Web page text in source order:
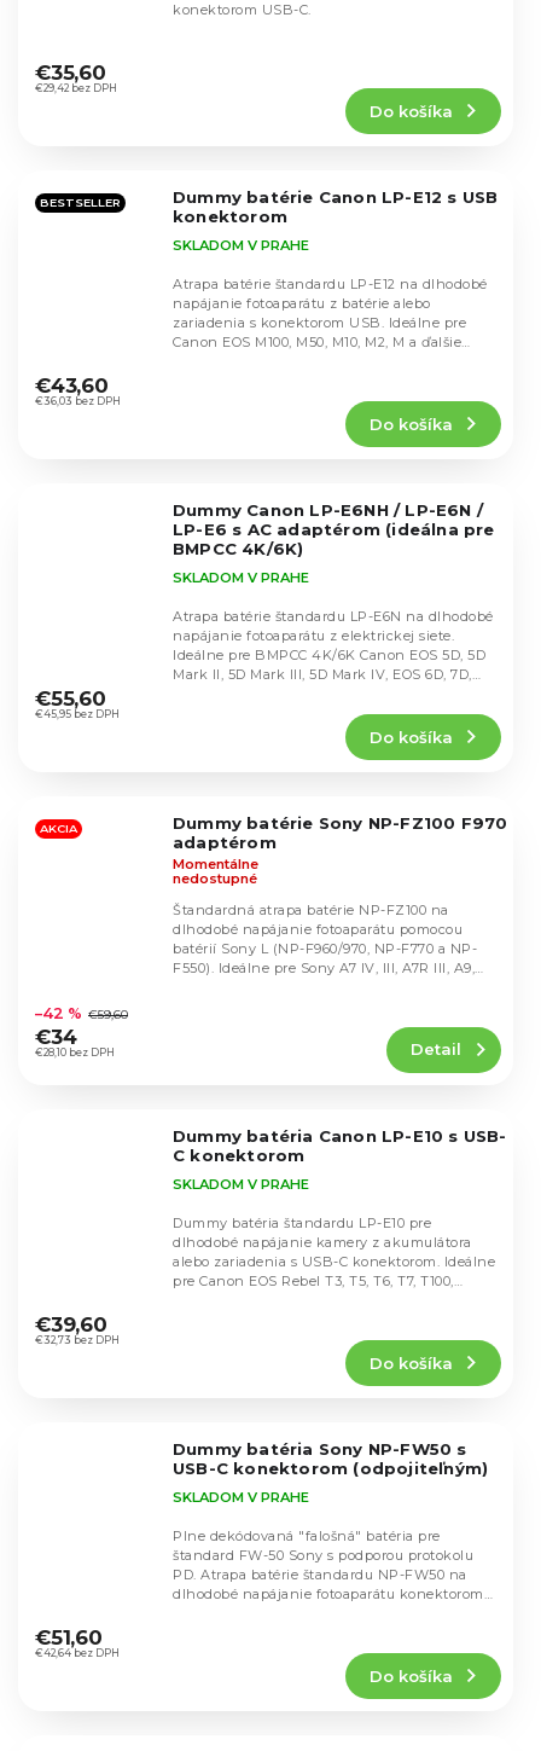
hodnotenie
produktu
hviezdičiek.
€29,42 bez DPH
€35,60
Do košíka
konektorom USB-C.
BESTSELLER
Dummy batérie Canon LP-E12 s USB
konektorom
hodnotenie
produktu
SKLADOM V PRAHE
€36,03 bez DPH
€43,60
Do košíka
Atrapa batérie štandardu LP-E12 na dlhodobé
napájanie fotoaparátu z batérie alebo
zariadenia s konektorom USB. Ideálne pre
Canon EOS M100, M50, M10, M2, M a ďalšie
Dummy Canon LP-E6NH / LP-E6N /
LP-E6 s AC adaptérom (ideálna pre
BMPCC 4K/6K)
hodnotenie
produktu
hviezdičiek.
SKLADOM V PRAHE
€45,95 bez DPH
€55,60
Do košíka
Atrapa batérie štandardu LP-E6N na dlhodobé
napájanie fotoaparátu z elektrickej siete.
Ideálne pre BMPCC 4K/6K Canon EOS 5D, 5D
Mark II, 5D Mark III, 5D Mark IV, EOS 6D, 7D,
AKCIA
Dummy batérie Sony NP-FZ100 F970
adaptérom
hodnotenie
produktu
je
Momentálne
nedostupné
€28,10 bez DPH
–42 % €59,60
€34 Detail
Štandardná atrapa batérie NP-FZ100 na
dlhodobé napájanie fotoaparátu pomocou
batérií Sony L (NP-F960/970, NP-F770 a NP-
F550). Ideálne pre Sony A7 IV, III, A7R III, A9,
Dummy batéria Canon LP-E10 s USB-
C konektorom
hodnotenie
produktu
SKLADOM V PRAHE
€32,73 bez DPH
€39,60
Do košíka
Dummy batéria štandardu LP-E10 pre
dlhodobé napájanie kamery z akumulátora
alebo zariadenia s USB-C konektorom. Ideálne
pre Canon EOS Rebel T3, T5, T6, T7, T100,
Dummy batéria Sony NP-FW50 s
USB-C konektorom (odpojiteľným)
hodnotenie
produktu
SKLADOM V PRAHE
€42,64 bez DPH
€51,60
Do košíka
Plne dekódovaná "falošná" batéria pre
štandard FW-50 Sony s podporou protokolu
PD. Atrapa batérie štandardu NP-FW50 na
dlhodobé napájanie fotoaparátu konektorom